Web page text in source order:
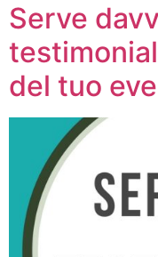
Serve
del tuo